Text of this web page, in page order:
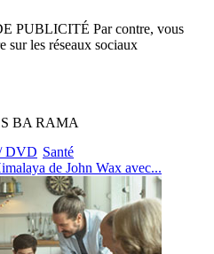
PUBLICITÉ Par contre, vous
sur les réseaux sociaux
BA RAMA
DVD Santé
de John Wax avec...